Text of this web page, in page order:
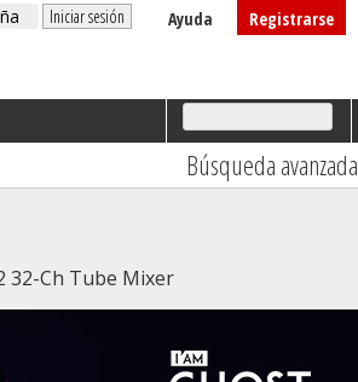
Registrarse
Ayuda
Búsqueda avanzada
32-Ch Tube Mixer